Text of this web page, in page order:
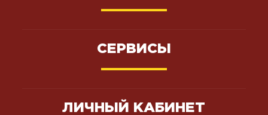
СЕРВИСЫ
ЛИЧНЫЙ КАБИНЕТ